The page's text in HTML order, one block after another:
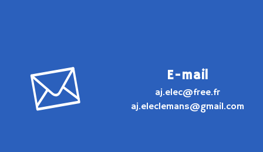
E-mail
aj.elec@free.fr
aj.eleclemans@gmail.com